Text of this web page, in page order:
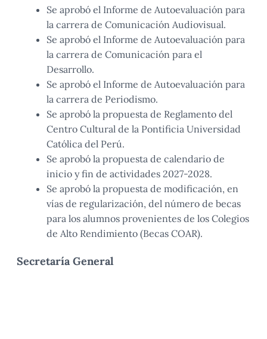
Se aprobó el Informe de Autoevaluación para
la carrera de Comunicación Audiovisual.
Se aprobó el Informe de Autoevaluación para
la carrera de Comunicación para el
Desarrollo.
Se aprobó el Informe de Autoevaluación para
la carrera de Periodismo.
Se aprobó la propuesta de Reglamento del
Centro Cultural de la Pontificia Universidad
Católica del Perú.
Se aprobó la propuesta de calendario de
inicio y fin de actividades 2027-2028.
Se aprobó la propuesta de modificación, en
vías de regularización, del número de becas
para los alumnos provenientes de los Colegios
de Alto Rendimiento (Becas COAR).
Secretaría General